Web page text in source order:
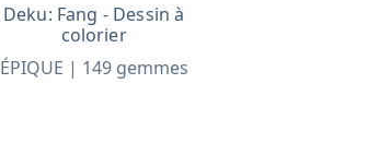
Deku: Fang - Dessin à
colorier
ÉPIQUE | 149 gemmes